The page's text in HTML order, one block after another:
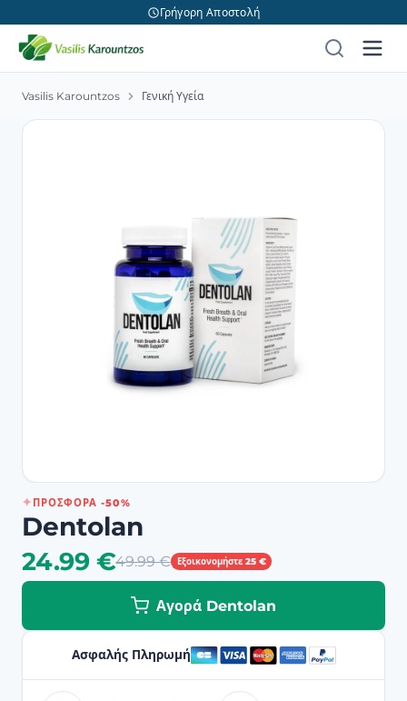
Γρήγορη Αποστολή
Vasilis Karountzos Γενική Υγεία
ΠΡΟΣΦΟΡΆ -50%
Dentolan
24.99 €49.99 € Εξοικονομήστε 25 €
Αγορά Dentolan
Ασφαλής Πληρωμή